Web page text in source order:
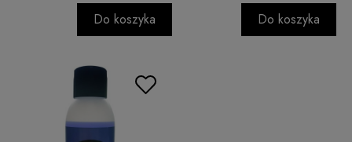
Do koszyka Do koszyka